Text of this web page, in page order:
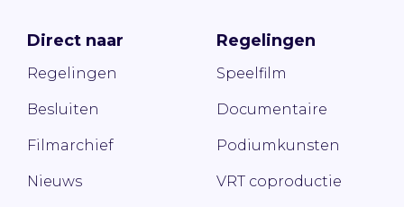
Direct naar
Regelingen
Besluiten
Filmarchief
Nieuws
Regelingen
Speelfilm
Documentaire
Podiumkunsten
VRT coproductie